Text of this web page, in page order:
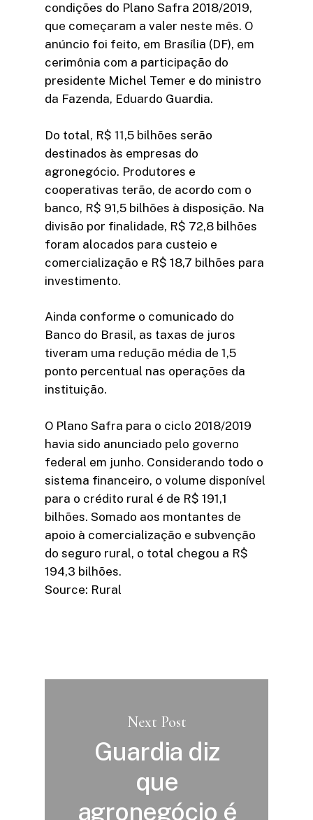
condições do Plano Safra 2018/2019,
que começaram a valer neste mês. O
anúncio foi feito, em Brasília (DF), em
cerimônia com a participação do
presidente Michel Temer e do ministro
da Fazenda, Eduardo Guardia.
Do total, R$ 11,5 bilhões serão
destinados às empresas do
agronegócio. Produtores e
cooperativas terão, de acordo com o
banco, R$ 91,5 bilhões à disposição. Na
divisão por finalidade, R$ 72,8 bilhões
foram alocados para custeio e
comercialização e R$ 18,7 bilhões para
investimento.
Ainda conforme o comunicado do
Banco do Brasil, as taxas de juros
tiveram uma redução média de 1,5
ponto percentual nas operações da
instituição.
O Plano Safra para o ciclo 2018/2019
havia sido anunciado pelo governo
federal em junho. Considerando todo o
sistema financeiro, o volume disponível
para o crédito rural é de R$ 191,1
bilhões. Somado aos montantes de
apoio à comercialização e subvenção
do seguro rural, o total chegou a R$
194,3 bilhões.
Source: Rural
Next Post
Guardia diz
que
agronegócio é